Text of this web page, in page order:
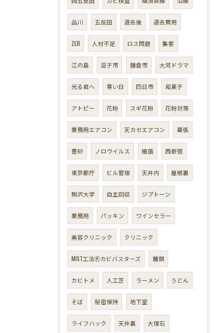
品川 五反田 退去後 退去費用
ZEB 人材不足 ロス問題 集客
江の島 逗子市 鎌倉市 大河ドラマ
光る君へ 寒い日 四日市 和菓子
アトピー 花粉 スギ花粉 花粉対策
業務用エアコン 天カセエアコン 幕張
豊砂 ノロウイルス 細菌 西新宿
東京都庁 ビル管理 天井内 屋根裏
駒沢大学 自主回収 ジプトーン
業務用 パッキン ワインセラー
美容クリニック クリニック
MIST工法Ⓡカビバスターズ 麺類
カビトメ 人工芝 ラーメン うどん
そば 秘密保持 地下室
ライフハック 天井裏 大理石